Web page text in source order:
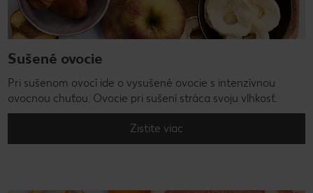
Sušené ovocie
Pri sušenom ovocí ide o vysušené ovocie s intenzívnou
ovocnou chuťou. Ovocie pri sušení stráca svoju vlhkosť.
Zistite viac